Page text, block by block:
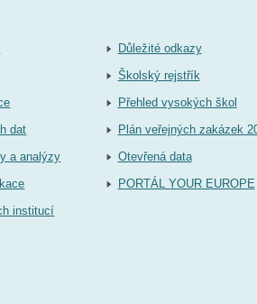
dat
a analýzy
institucí
Důležité odkazy
Školský rejstřík
Přehled vysokých škol
Plán veřejných zakázek
Otevřená data
PORTÁL YOUR EUROPE